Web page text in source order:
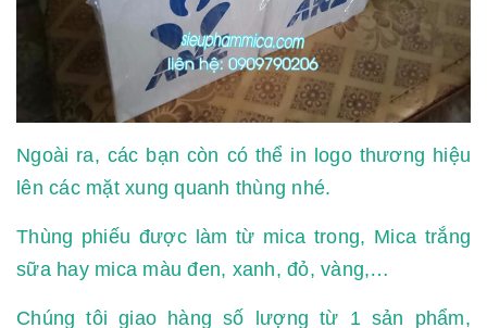
Ngoài ra, các bạn còn có thể in logo thương hiệu
lên các mặt xung quanh thùng nhé.
Thùng phiếu được làm từ mica trong, Mica trắng
sữa hay mica màu đen, xanh, đỏ, vàng,…
Chúng tôi giao hàng số lượng từ 1 sản phẩm,